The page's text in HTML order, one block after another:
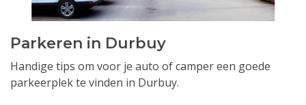
Parkeren in Durbuy
Handige tips om voor je auto of camper een goede
parkeerplek te vinden in Durbuy.